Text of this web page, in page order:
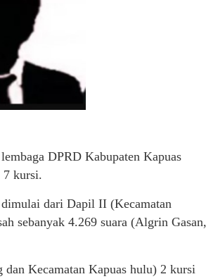
DPRD Kabupaten Kapuas
7 kursi.
dimulai dari Dapil II (Kecamatan
sebanyak 4.269 suara (Algrin Gasan,
Kecamatan Kapuas hulu) 2 kursi